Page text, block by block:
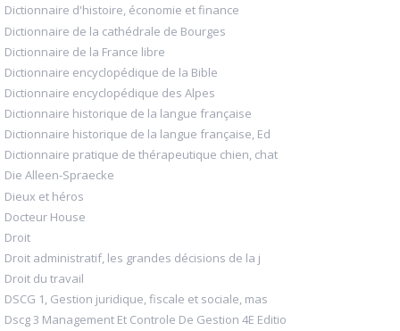
Dictionnaire d'histoire, économie et finance
Dictionnaire de la cathédrale de Bourges
Dictionnaire de la France libre
Dictionnaire encyclopédique de la Bible
Dictionnaire encyclopédique des Alpes
Dictionnaire historique de la langue française
Dictionnaire historique de la langue française, Ed
Dictionnaire pratique de thérapeutique chien, chat
Die Alleen-Spraecke
Dieux et héros
Docteur House
Droit
Droit administratif, les grandes décisions de la j
Droit du travail
DSCG 1, Gestion juridique, fiscale et sociale, mas
Dscg 3 Management Et Controle De Gestion 4E Editio